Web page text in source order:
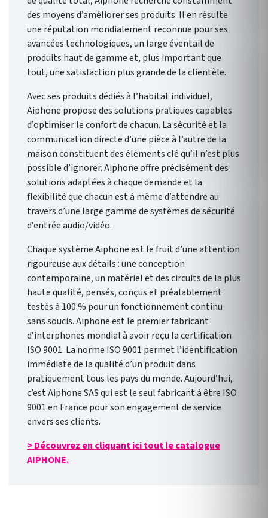
des moyens d’améliorer ses produits. Il en résulte
une réputation mondialement reconnue pour ses
avancées technologiques, un large éventail de
produits haut de gamme et, plus important que
tout, une satisfaction plus grande de la clientèle.
Avec ses produits dédiés à l’habitat individuel,
Aiphone propose des solutions pratiques capables
d’optimiser le confort de chacun. La sécurité et la
communication directe d’une pièce à l’autre de la
maison constituent des éléments clé qu’il n’est plus
possible d’ignorer. Aiphone offre précisément des
solutions adaptées à chaque demande et la
flexibilité que chacun est à même d’attendre au
travers d’une large gamme de systèmes de sécurité
d’entrée audio/vidéo.
Chaque système Aiphone est le fruit d’une attention
rigoureuse aux détails : une conception
contemporaine, un matériel et des circuits de la plus
haute qualité, pensés, conçus et préalablement
testés à 100 % pour un fonctionnement continu
sans soucis. Aiphone est le premier fabricant
d’interphones mondial à avoir reçu la certification
ISO 9001. La norme ISO 9001 permet l’identification
immédiate de la qualité d’un produit dans
pratiquement tous les pays du monde. Aujourd’hui,
c’est Aiphone SAS qui est le seul fabricant à être ISO
9001 en France pour son engagement de service
envers ses clients.
> Découvrez en cliquant ici tout le catalogue
AIPHONE.